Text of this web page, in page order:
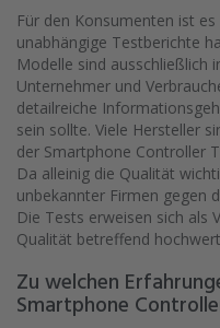
Für den Konsumenten ist
unabhängige Testberichte
Modelle sind ausschließlich
Unternehmer und
detailreiche
sein sollte. Viele Hersteller
der Smartphone Controller
Da alleinig die Qualität
unbekannter Firmen gegen
Die Tests erweisen sich als
Qualität betreffend
Zu welchen
Smartphone